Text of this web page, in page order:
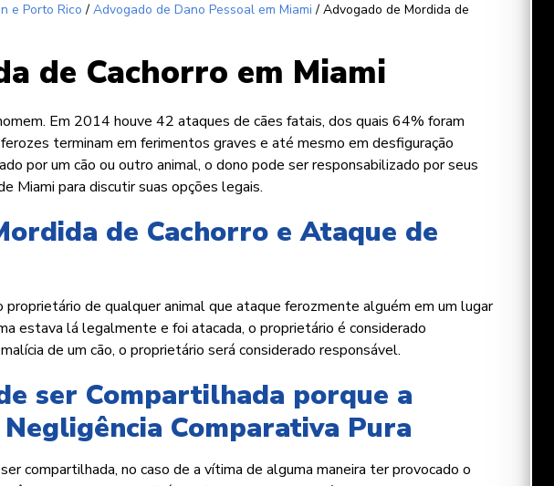
e Porto Rico / Advogado de Dano Pessoal em Miami / Advogado de Mordida de
de Cachorro em Miami
Em 2014 houve 42 ataques de cães fatais, dos quais 64% foram
terminam em ferimentos graves e até mesmo em desfiguração
por um cão ou outro animal, o dono pode ser responsabilizado por seus
Miami para discutir suas opções legais.
de Cachorro e Ataque de
de qualquer animal que ataque ferozmente alguém em um lugar
estava lá legalmente e foi atacada, o proprietário é considerado
de um cão, o proprietário será considerado responsável.
ser Compartilhada porque a
Comparativa Pura
compartilhada, no caso de a vítima de alguma maneira ter provocado o